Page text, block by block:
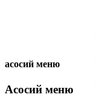
асосий меню
Асосий меню